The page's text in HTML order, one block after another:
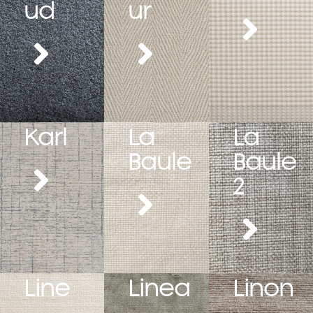
ud
ur
Karl
La
Baule
La
Baule
2
Line Linea Linon